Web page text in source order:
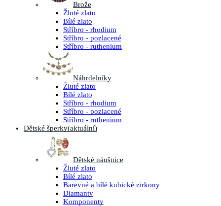
Brože
Žluté zlato
Bílé zlato
Stříbro - rhodium
Stříbro - pozlacené
Stříbro - ruthenium
Náhrdelníky
Žluté zlato
Bílé zlato
Stříbro - rhodium
Stříbro - pozlacené
Stříbro - ruthenium
Dětské šperky(aktuální)
Dětské náušnice
Žluté zlato
Bílé zlato
Barevné a bílé kubické zirkony
Diamanty
Komponenty